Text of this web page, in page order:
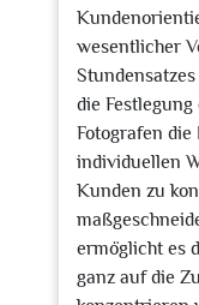
wesentlicher
die
Fotografen
individuellen
Kunden zu
ermöglicht es
ganz auf die